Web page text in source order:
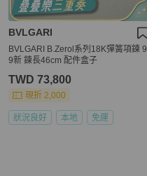
BVLGARI
BVLGARI B.Zerol系列18K彈簧項鍊 9
9新 鍊長46cm 配件盒子
TWD 73,800
現折 2,000
狀況良好 本地 免運